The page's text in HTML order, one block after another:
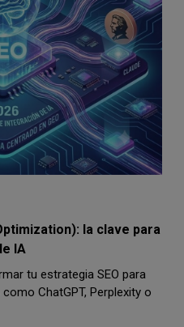
la clave para
IA
tu estrategia SEO para
ChatGPT, Perplexity o